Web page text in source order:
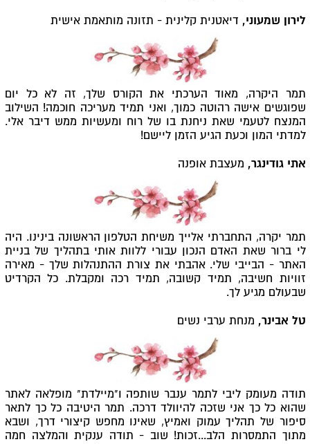
לירון שמעוני, דיאטנית קלינית - תזונה מותאמת אישית
תמר היקרה, מאוד הערכתי את הקורס שלך, זה לא כל יום
שפוגשים אישה רהוטה כמוך, ואני תמיד מעריכה חוכמה! השילוב
המנצח לטעמי שאת ניחנת בו של רוח ומעשיות ממש דיבר אלי.
למדתי המון וכעת הגיע הזמן ליישם!
אתי גודינגר, מעצבת אופנה
תמר יקרה, התחברתי אלייך משיחת הטלפון הראשונה בינינו. היה
לי ברור שאת האדם הנכון עבורי ללוות אותי בתהליך של בניית
האתר - הבייבי שלי. אהבתי את צורת ההתנהלות שלך - מאירה
זוויות חשיבה, תמיד קשובה, תמיד רכה ומקבלת. כל הקרדיט
שבעולם מגיע לך.
טל אבינר, מנחת ערבי נשים
תודה מעומק ליבי לתמר ענבר שותפה ו"מיילדת" מופלאה לאתר
שהוא כל כך אני שזכה להיוולד דרכה. תמר היטיבה כל כך לתאר
סיפור של תהליך עמוק ואמיץ, שאינו מחפש קיצורי דרך, ושבא
מתוך התמסרות הלב...זכות! שוב - תודה ענקית והמלצה חמה